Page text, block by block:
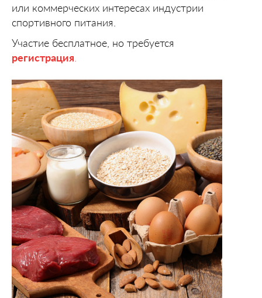
или коммерческих интересах индустрии
спортивного питания.
Участие бесплатное, но требуется
регистрация